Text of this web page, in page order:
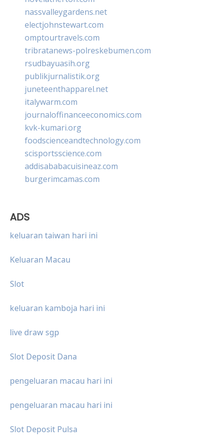
nassvalleygardens.net
electjohnstewart.com
omptourtravels.com
tribratanews-polreskebumen.com
rsudbayuasih.org
publikjurnalistik.org
juneteenthapparel.net
italywarm.com
journaloffinanceeconomics.com
kvk-kumari.org
foodscienceandtechnology.com
scisportsscience.com
addisababacuisineaz.com
burgerimcamas.com
ADS
keluaran taiwan hari ini
Keluaran Macau
Slot
keluaran kamboja hari ini
live draw sgp
Slot Deposit Dana
pengeluaran macau hari ini
pengeluaran macau hari ini
Slot Deposit Pulsa